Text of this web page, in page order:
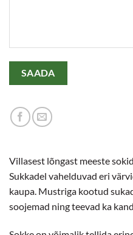
Villasest lõngast meeste
Sukkadel vahelduvad eri
kaupa. Mustriga kootud
soojemad ning teevad ka